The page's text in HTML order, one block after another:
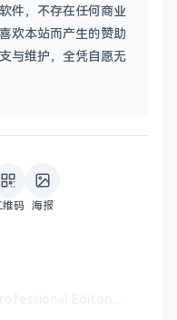
件，不存在任何商业
欢本站而产生的赞助
与维护，全凭自愿无
维码 海报